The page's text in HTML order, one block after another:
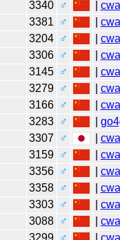
3340 ♂ cwa
3381 ♂ cwa
3204 ♂ cwa
3306 ♂ cwa
3145 ♂ cwa
3279 ♂ cwa
3166 ♂ cwa
3283 ♂
3307 ♂ cwa
3159 ♂ cwa
3356 ♂ cwa
3358 ♂ cwa
3303 ♂ cwa
3088 ♂ cwa
3299 ♂ cwa